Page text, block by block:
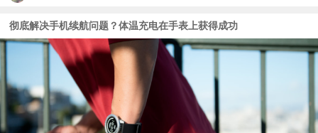
体
专
彻底解决手机续航问题？体温充电在手表上获得成功